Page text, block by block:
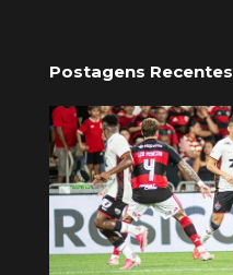
Postagens Recentes